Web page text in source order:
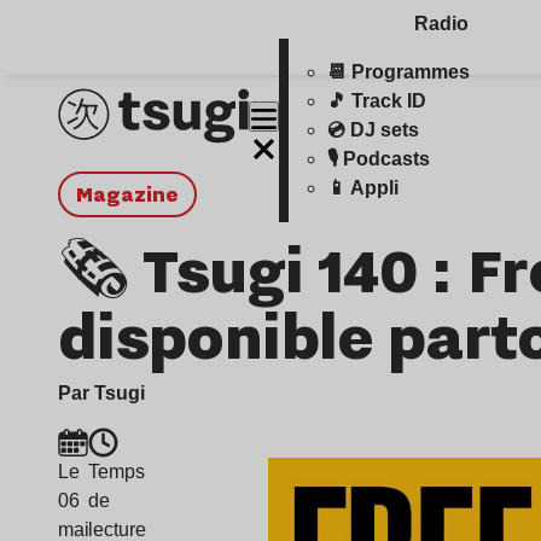
Radio
📆 Programmes
🎵 Track ID
💿 DJ sets
🎙️ Podcasts
📱 Appli
magazine
🗞 Tsugi 140 :
disponible
Par Tsugi
Le
06
mai
Temps
de
lecture